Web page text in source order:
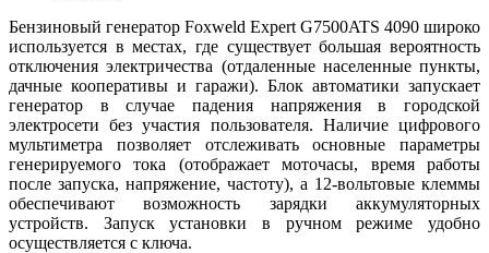
Бензиновый генератор Foxweld Expert G7500ATS 4090 широко
используется в местах, где существует большая вероятность
отключения электричества (отдаленные населенные пункты,
дачные кооперативы и гаражи). Блок автоматики запускает
генератор в случае падения напряжения в городской
электросети без участия пользователя. Наличие цифрового
мультиметра позволяет отслеживать основные параметры
генерируемого тока (отображает моточасы, время работы
после запуска, напряжение, частоту), а 12-вольтовые клеммы
обеспечивают возможность зарядки аккумуляторных
устройств. Запуск установки в ручном режиме удобно
осуществляется с ключа.